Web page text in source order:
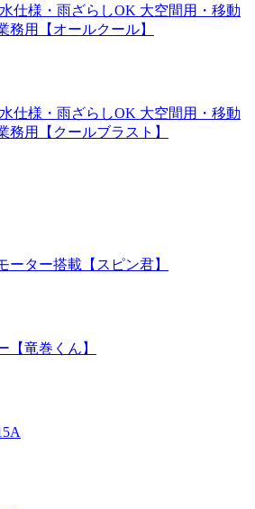
仕様・雨ざらしOK 大空間用・移動
務用【オールクール】
仕様・雨ざらしOK 大空間用・移動
務用【クールブラスト】
ーター搭載【スピン君】
【竜巻くん】